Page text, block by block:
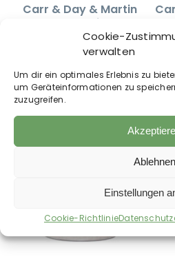
Cookie-
verwalten
Um dir ein optimales Erlebnis zu
um Geräteinformationen zu
zuzugreifen.
Ablehnen
Einstellungen
Cookie-Richtlinie
Carr & Day & Martin
– Belvoir
Lederreiniger
13,50€
zzgl.Versandkosten
Auf die Wunschliste